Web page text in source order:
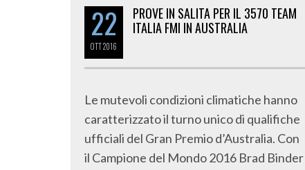
22
OTT2016
PROVE IN SALITA PER IL 3570 TEAM
ITALIA FMI IN AUSTRALIA
Le mutevoli condizioni climatiche hanno
caratterizzato il turno unico di qualifiche
ufficiali del Gran Premio d’Australia. Con
il Campione del Mondo 2016 Brad Binder